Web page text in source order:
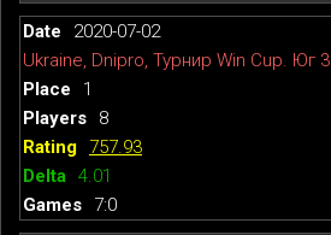
2020-07-02
Ukraine, Dnipro, Турнир Win Cup. Юг 3
1
8
757.93
4.01
7:0